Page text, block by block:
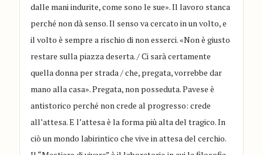
dalle mani indurite, come sono le sue». Il lavoro stanca
perché non dà senso. Il senso va cercato in un volto, e
il volto è sempre a rischio di non esserci. «Non è giusto
restare sulla piazza deserta. / Ci sarà certamente
quella donna per strada / che, pregata, vorrebbe dar
mano alla casa». Pregata, non posseduta. Pavese è
antistorico perché non crede al progresso: crede
all’attesa. E l’attesa è la forma più alta del tragico. In
ciò un mondo labirintico che vive in attesa del cerchio.